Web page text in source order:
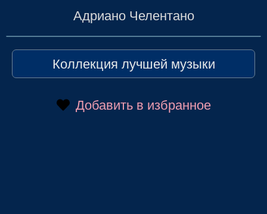
Адриано Челентано
Коллекция лучшей музыки
Добавить в избранное